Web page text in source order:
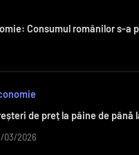
Consumul românilor s-a
de preț la pâine de până
03/2026